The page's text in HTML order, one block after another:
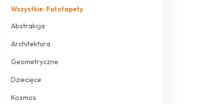
Wszystkie: Fototapety
Abstrakcja
Architektura
Geometryczne
Dziecięce
Kosmos